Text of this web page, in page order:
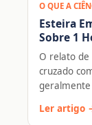
O QUE A
Esteira
Sobre 1
O relato de
cruzado
Ler artigo